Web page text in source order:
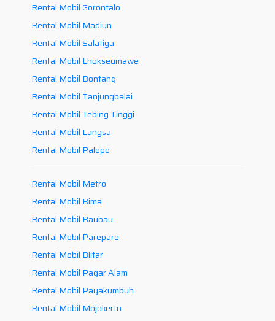
Rental Mobil Gorontalo
Rental Mobil Madiun
Rental Mobil Salatiga
Rental Mobil Lhokseumawe
Rental Mobil Bontang
Rental Mobil Tanjungbalai
Rental Mobil Tebing Tinggi
Rental Mobil Langsa
Rental Mobil Palopo
Rental Mobil Metro
Rental Mobil Bima
Rental Mobil Baubau
Rental Mobil Parepare
Rental Mobil Blitar
Rental Mobil Pagar Alam
Rental Mobil Payakumbuh
Rental Mobil Mojokerto